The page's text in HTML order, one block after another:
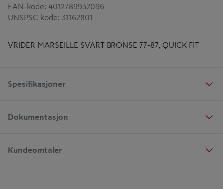
EAN-kode: 4012789932096
UNSPSC kode: 31162801
VRIDER MARSEILLE SVART BRONSE 77-87, QUICK FIT
Spesifikasjoner
Dokumentasjon
Kundeomtaler